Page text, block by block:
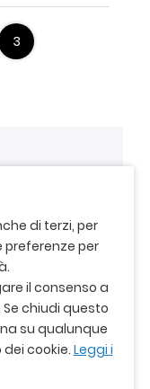
di terzi, per
preferenze per
il consenso a
chiudi questo
su qualunque
cookie.Leggi i
3